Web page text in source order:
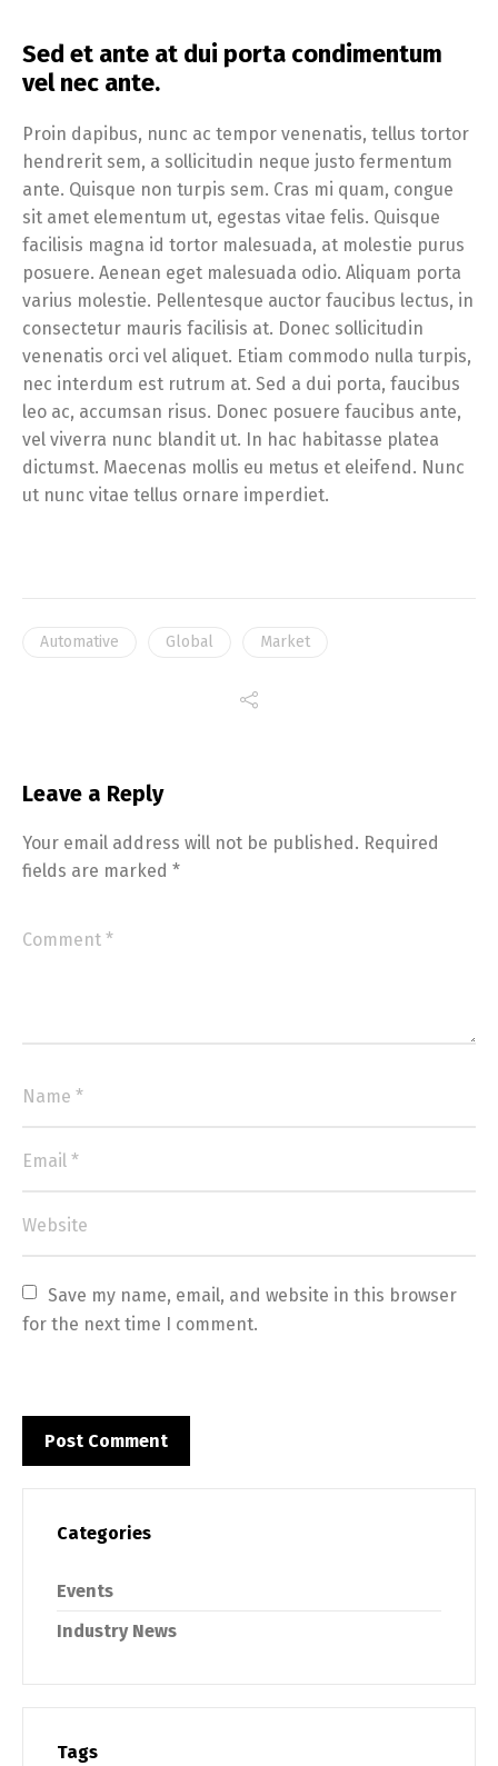
Sed et ante at dui porta condimentum
vel nec ante.
Proin dapibus, nunc ac tempor venenatis, tellus tortor
hendrerit sem, a sollicitudin neque justo fermentum
ante. Quisque non turpis sem. Cras mi quam, congue
sit amet elementum ut, egestas vitae felis. Quisque
facilisis magna id tortor malesuada, at molestie purus
posuere. Aenean eget malesuada odio. Aliquam porta
varius molestie. Pellentesque auctor faucibus lectus, in
consectetur mauris facilisis at. Donec sollicitudin
venenatis orci vel aliquet. Etiam commodo nulla turpis,
nec interdum est rutrum at. Sed a dui porta, faucibus
leo ac, accumsan risus. Donec posuere faucibus ante,
vel viverra nunc blandit ut. In hac habitasse platea
dictumst. Maecenas mollis eu metus et eleifend. Nunc
ut nunc vitae tellus ornare imperdiet.
Automative Global Market
Leave a Reply
Your email address will not be published. Required
fields are marked *
Save my name, email, and website in this browser
for the next time I comment.
Categories
Events
Industry News
Tags